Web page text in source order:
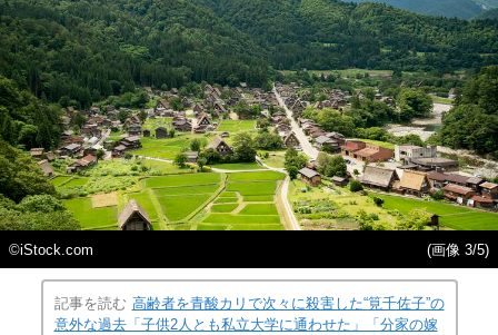
©iStock.com (画像 3/5)
記事を読む 高齢者を青酸カリで次々に殺害した“筧千佐子”の
意外な過去「子供2人とも私立大学に通わせた」「分家の嫁